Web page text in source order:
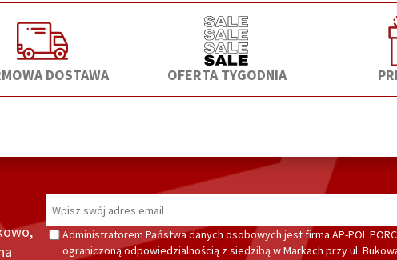
DOSTAWA OFERTA TYGODNIA
Administratorem Państwa danych osobowych jest firma AP-POL
ograniczoną odpowiedzialnością z siedzibą w Markach przy ul.